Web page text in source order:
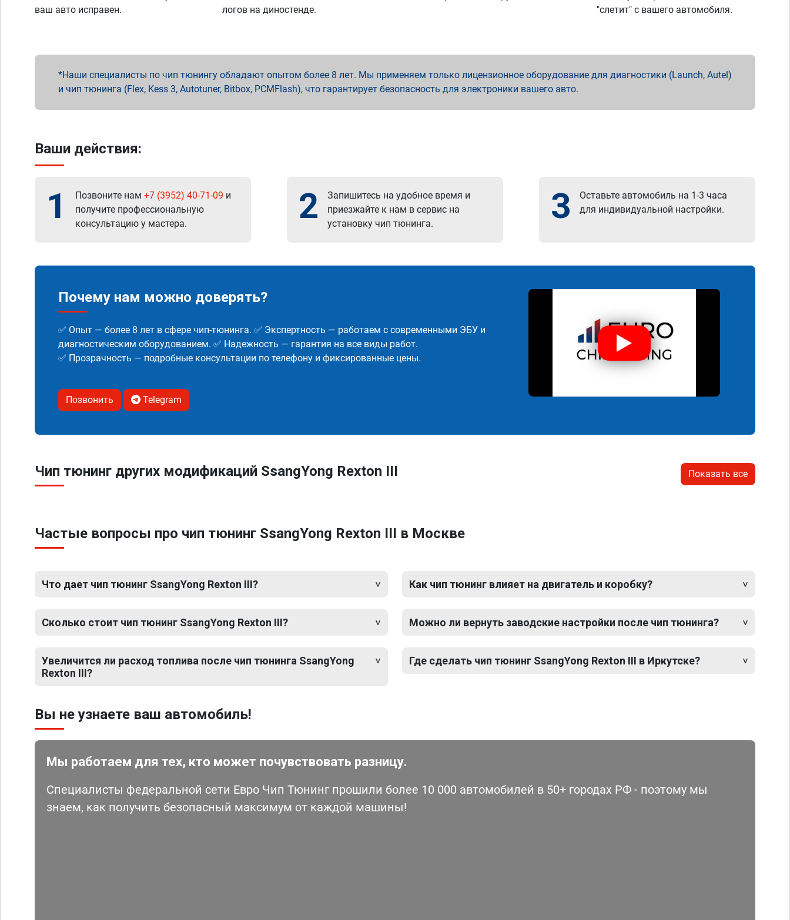
ваш авто исправен.
логов на диностенде.
"слетит" с вашего автомобиля.
Наши специалисты по чип тюнингу обладают опытом более 8 лет. Мы применяем только лицензионное оборудование для диагностики (Launch, Autel)
и чип тюнинга (Flex, Kess 3, Autotuner, Bitbox, PCMFlash), что гарантирует безопасность для электроники вашего авто.
Ваши действия:
1 Позвоните нам +7 (3952) 40-71-09 и
получите профессиональную
консультацию у мастера.
2
Запишитесь на удобное время и
приезжайте к нам в сервис на
установку чип тюнинга.
3
Оставьте автомобиль на 1-3 часа
для индивидуальной настройки.
Почему нам можно доверять?
✅ Опыт — более 8 лет в сфере чип-тюнинга. ✅ Экспертность — работаем с современными ЭБУ и
диагностическим оборудованием. ✅ Надежность — гарантия на все виды работ.
✅ Прозрачность — подробные консультации по телефону и фиксированные цены.
Позвонить Telegram
Чип тюнинг других модификаций SsangYong Rexton III Показать все
Частые вопросы про чип тюнинг SsangYong Rexton III в Москве
Что дает чип тюнинг SsangYong Rexton III?
Сколько стоит чип тюнинг SsangYong Rexton III?
Увеличится ли расход топлива после чип тюнинга SsangYong
Rexton III?
Как чип тюнинг влияет на двигатель и коробку?
Можно ли вернуть заводские настройки после чип тюнинга?
Где сделать чип тюнинг SsangYong Rexton III в Иркутске?
Вы не узнаете ваш автомобиль!
Мы работаем для тех, кто может почувствовать разницу.
Специалисты федеральной сети Евро Чип Тюнинг прошили более 10 000 автомобилей в 50+ городах РФ - поэтому мы
знаем, как получить безопасный максимум от каждой машины!